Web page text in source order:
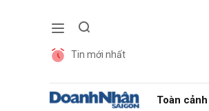
Tin mới nhất
Toàn cảnh